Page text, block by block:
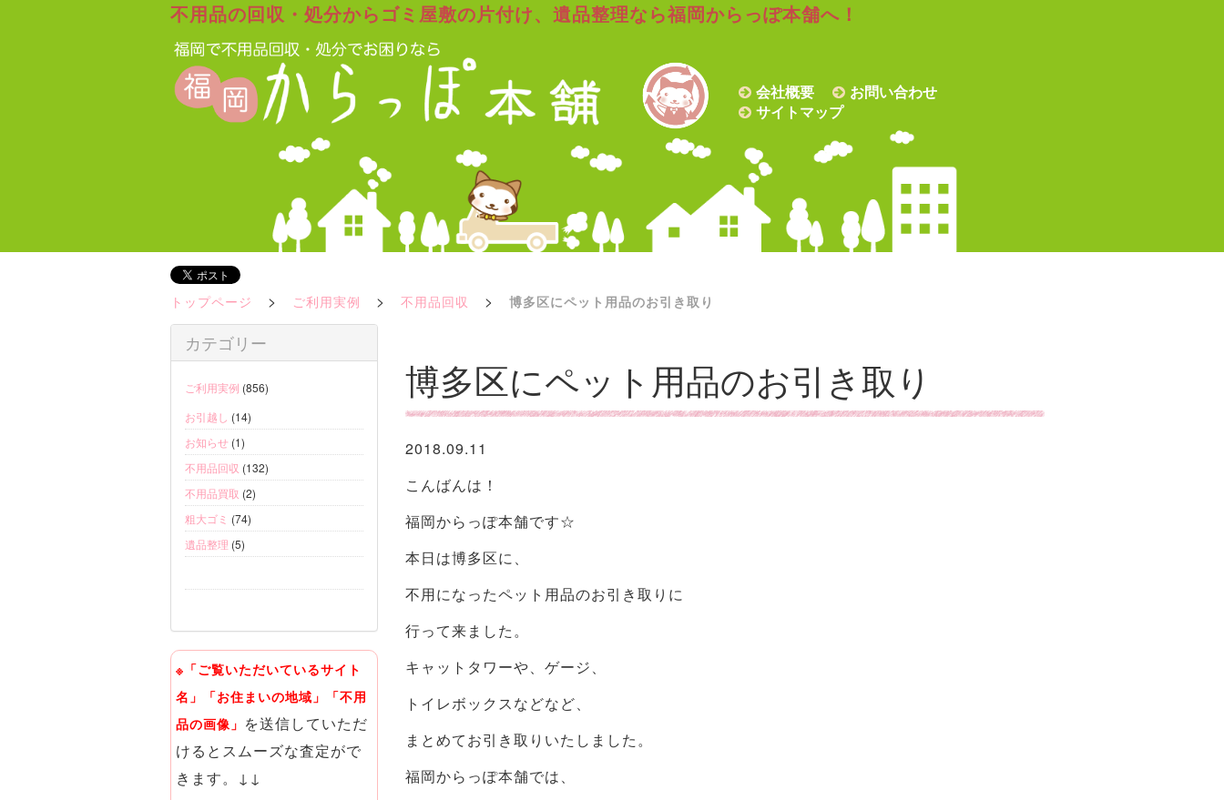
不用品の回収・処分からゴミ屋敷の片付け、遺品整理なら福岡からっぽ本舗へ！
会社概要
お問い合わせ
サイトマップ
トップページ > ご利用実例 > 不用品回収 > 博多区にペット用品のお引き取り
カテゴリー
ご利用実例 (856)
お引越し (14)
お知らせ (1)
不用品回収 (132)
不用品買取 (2)
粗大ゴミ (74)
遺品整理 (5)
※「ご覧いただいているサイト
名」「お住まいの地域」「不用
品の画像」 を送信していただ
けるとスムーズな査定がで
きます。↓↓
博多区にペット用品のお引き取り
2018.09.11
こんばんは！
福岡からっぽ本舗です☆
本日は博多区に、
不用になったペット用品のお引き取りに
行って来ました。
キャットタワーや、ゲージ、
トイレボックスなどなど、
まとめてお引き取りいたしました。
福岡からっぽ本舗では、